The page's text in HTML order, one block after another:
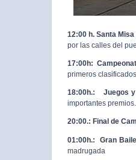
12:00 h. Santa Misa
por las calles del
17:00h:
primeros
18:00h.: Juegos
importantes premios.
20:00.: Final de
01:00h.: Gran
madrugada